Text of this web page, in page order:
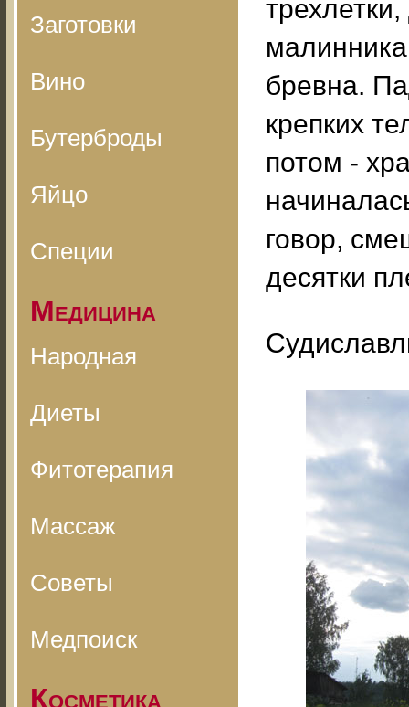
Заготовки
Вино
Бутерброды
Яйцо
Специи
Медицина
Народная
Диеты
Фитотерапия
Массаж
Советы
Медпоиск
Косметика
бревна.
крепких
потом -
говор,
десятки